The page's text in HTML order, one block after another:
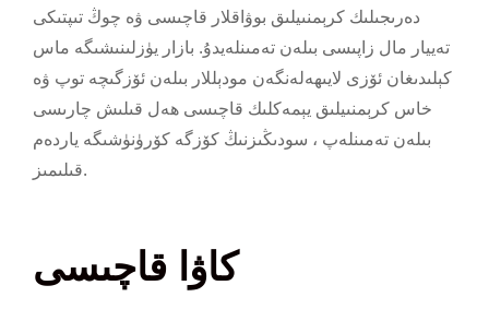
دەرىجىلىك كرېمنىيلىق بوۋاقلار قاچىسى ۋە چوڭ تىپتىكى
تەييار مال زاپىسى بىلەن تەمىنلەيدۇ. بازار يۈزلىنىشىگە ماس
كېلىدىغان ئۆزى لايىھەلەنگەن مودېللار بىلەن ئۆزگىچە توپ ۋە
خاس كرېمنىيلىق يېمەكلىك قاچىسى ھەل قىلىش چارىسى
بىلەن تەمىنلەپ ، سودىڭىزنىڭ كۆزگە كۆرۈنۈشىگە ياردەم
قىلىمىز.
كاۋا قاچىسى